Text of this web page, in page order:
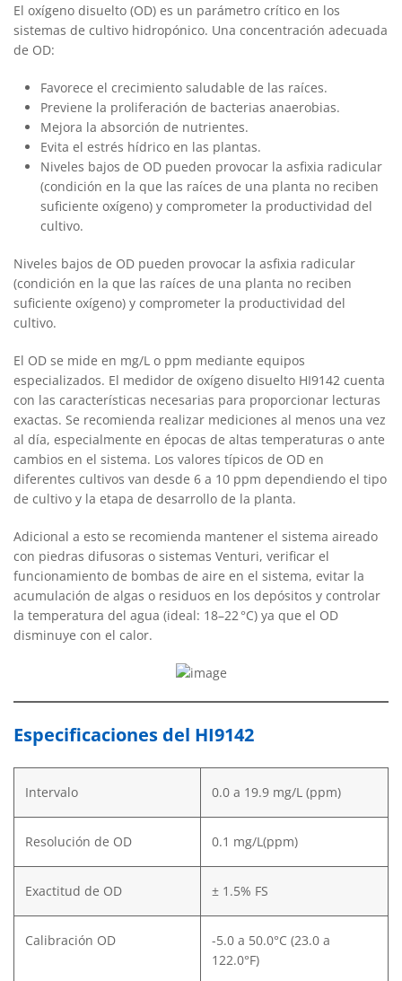
El oxígeno disuelto (OD) es un parámetro crítico en los
sistemas de cultivo hidropónico. Una concentración adecuada
de OD:
Favorece el crecimiento saludable de las raíces.
Previene la proliferación de bacterias anaerobias.
Mejora la absorción de nutrientes.
Evita el estrés hídrico en las plantas.
Niveles bajos de OD pueden provocar la asfixia radicular
(condición en la que las raíces de una planta no reciben
suficiente oxígeno) y comprometer la productividad del
cultivo.
Niveles bajos de OD pueden provocar la asfixia radicular
(condición en la que las raíces de una planta no reciben
suficiente oxígeno) y comprometer la productividad del
cultivo.
El OD se mide en mg/L o ppm mediante equipos
especializados. El medidor de oxígeno disuelto HI9142 cuenta
con las características necesarias para proporcionar lecturas
exactas. Se recomienda realizar mediciones al menos una vez
al día, especialmente en épocas de altas temperaturas o ante
cambios en el sistema. Los valores típicos de OD en
diferentes cultivos van desde 6 a 10 ppm dependiendo el tipo
de cultivo y la etapa de desarrollo de la planta.
Adicional a esto se recomienda mantener el sistema aireado
con piedras difusoras o sistemas Venturi, verificar el
funcionamiento de bombas de aire en el sistema, evitar la
acumulación de algas o residuos en los depósitos y controlar
la temperatura del agua (ideal: 18–22 °C) ya que el OD
disminuye con el calor.
Especificaciones del HI9142
Intervalo 0.0 a 19.9 mg/L (ppm)
Resolución de OD 0.1 mg/L(ppm)
Exactitud de OD ± 1.5% FS
Calibración OD
-5.0 a 50.0°C (23.0 a
122.0°F)